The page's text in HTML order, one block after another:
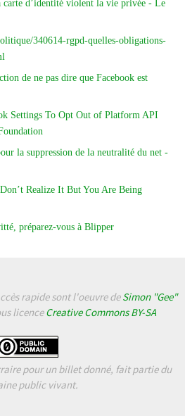
carte d’identité violent la vie privée - Le
340614-rgpd-quelles-obligations-
de ne pas dire que Facebook est
Settings To Opt Out of Platform API
la suppression de la neutralité du net -
Realize It But You Are Being
préparez-vous à Blipper
rapide sont l'oeuvre deSimon "Gee"
licenceCreative Commons BY-SA
pour un billet donné, fait partie du
public vivant.